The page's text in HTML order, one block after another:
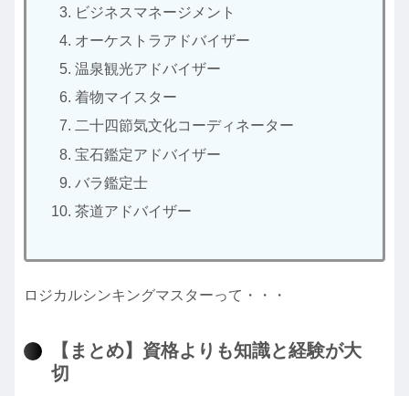
ビジネスマネージメント
オーケストラアドバイザー
温泉観光アドバイザー
着物マイスター
二十四節気文化コーディネーター
宝石鑑定アドバイザー
バラ鑑定士
茶道アドバイザー
ロジカルシンキングマスターって・・・
【まとめ】資格よりも知識と経験が大
切